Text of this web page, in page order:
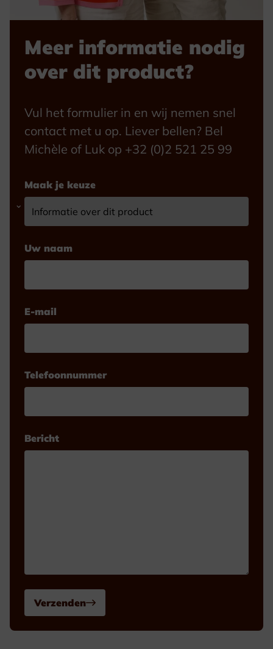
Meer informatie nodig
over dit product?
Vul het formulier in en wij nemen snel
contact met u op. Liever bellen? Bel
Michèle of Luk op +32 (0)2 521 25 99
Maak je keuze
Uw naam
E-mail
Telefoonnummer
Bericht
Verzenden